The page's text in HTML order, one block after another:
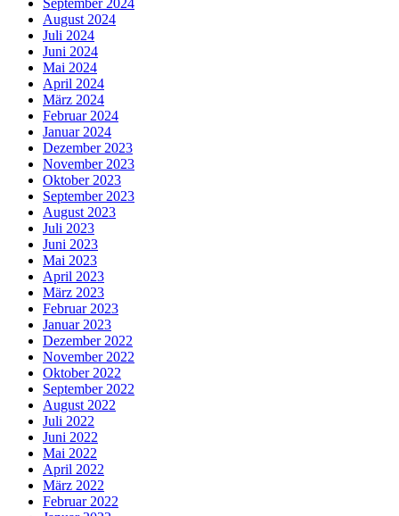
August 2024
Juli 2024
Juni 2024
Mai 2024
April 2024
März 2024
Februar 2024
Januar 2024
Dezember 2023
November 2023
Oktober 2023
September 2023
August 2023
Juli 2023
Juni 2023
Mai 2023
April 2023
März 2023
Februar 2023
Januar 2023
Dezember 2022
November 2022
Oktober 2022
September 2022
August 2022
Juli 2022
Juni 2022
Mai 2022
April 2022
März 2022
Februar 2022